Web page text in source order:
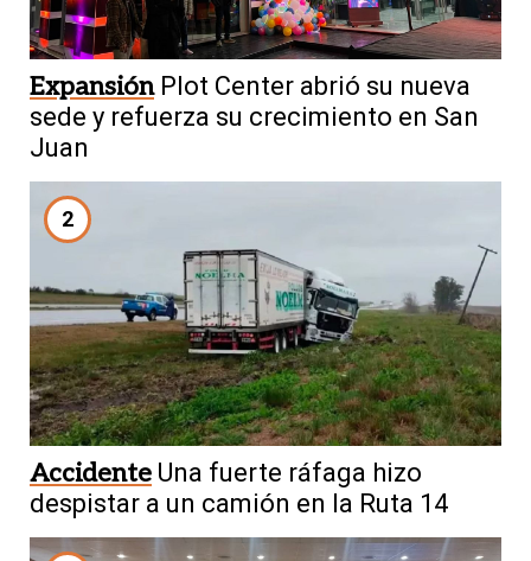
Expansión Plot Center abrió su nueva
sede y refuerza su crecimiento en San
Juan
2
Accidente Una fuerte ráfaga hizo
despistar a un camión en la Ruta 14